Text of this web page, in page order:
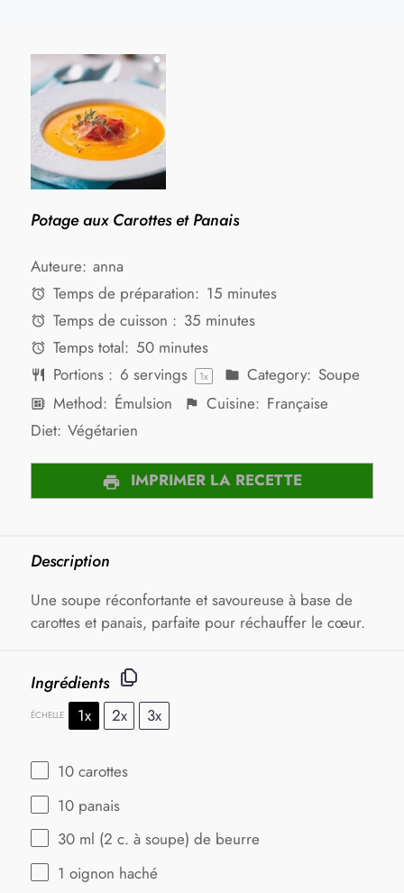
Potage aux Carottes et Panais
Auteure: anna
Temps de préparation: 15 minutes
Temps de cuisson : 35 minutes
Temps total: 50 minutes
Portions : 6 servings 1x Category: Soupe
Method: Émulsion Cuisine: Française
Diet: Végétarien
IMPRIMER LA RECETTE
Description
Une soupe réconfortante et savoureuse à base de
carottes et panais, parfaite pour réchauffer le cœur.
Ingrédients
ÉCHELLE 1x 2x 3x
10 carottes
10 panais
30 ml (2 c. à soupe) de beurre
1 oignon haché